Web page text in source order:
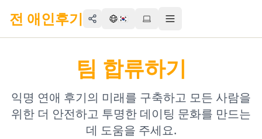
전 애인후기 Share 🇰🇷 Toggle menu
팀 합류하기
익명 연애 후기의 미래를 구축하고 모든 사람을
위한 더 안전하고 투명한 데이팅 문화를 만드는
데 도움을 주세요.